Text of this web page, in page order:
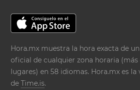
Hora.mx muestra la hora exacta de
oficial de cualquier zona horaria
lugares) en 58 idiomas. Hora.mx es la
deTime.is.